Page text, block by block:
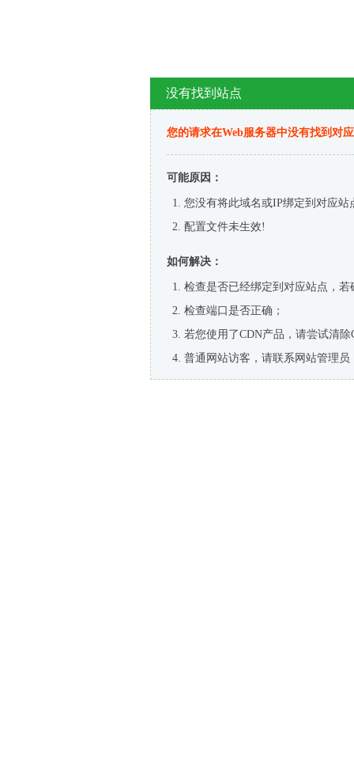
没有找到站点
您的请求在Web服务器中没有找到对
可能原因：
您没有将此域名或IP绑定到对应站
配置文件未生效!
如何解决：
检查是否已经绑定到对应站点，
检查端口是否正确；
若您使用了CDN产品，请尝试清除
普通网站访客，请联系网站管理员